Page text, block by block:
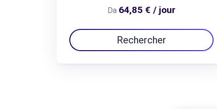
Da 64,85 € / jour
Rechercher